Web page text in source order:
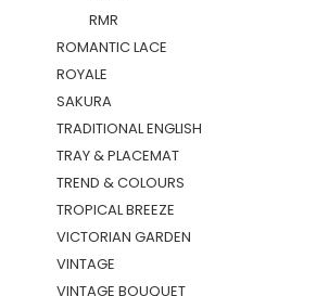
RMR
ROMANTIC LACE
ROYALE
SAKURA
TRADITIONAL ENGLISH
TRAY & PLACEMAT
TREND & COLOURS
TROPICAL BREEZE
VICTORIAN GARDEN
VINTAGE
VINTAGE BOUQUET